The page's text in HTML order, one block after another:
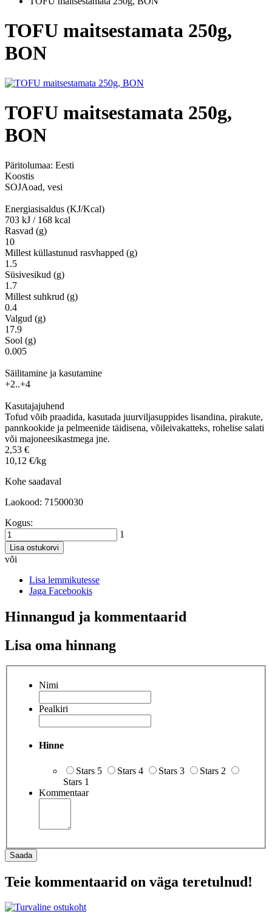
TOFU maitsestamata 250g,
BON
TOFU maitsestamata 250g,
BON
Päritolumaa: Eesti
Koostis
SOJAoad, vesi
Energiasisaldus (KJ/Kcal)
703 kJ / 168 kcal
Rasvad (g)
10
Millest küllastunud rasvhapped (g)
1.5
Süsivesikud (g)
1.7
Millest suhkrud (g)
0.4
Valgud (g)
17.9
Sool (g)
0.005
Säilitamine ja kasutamine
+2..+4
Kasutajajuhend
Tofud võib praadida, kasutada juurviljasuppides lisandina, pirakute,
pannkookide ja pelmeenide täidisena, võileivakatteks, rohelise salati
või majoneesikastmega jne.
2,53 €
10,12 €/kg
Kohe saadaval
Laokood: 71500030
Kogus:
1
Lisa ostukorvi
või
Lisa lemmikutesse
Jaga Facebookis
Hinnangud ja kommentaarid
Lisa oma hinnang
Nimi
Pealkiri
Hinne
Stars 5 Stars 4 Stars 3
Stars 2
Stars 1
Kommentaar
Saada
Teie kommentaarid on väga teretulnud!